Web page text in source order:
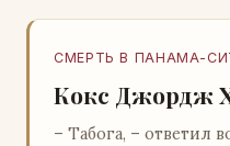
СМЕРТЬ В ПАНАМА-
Кокс Джордж
– Табога, – ответил